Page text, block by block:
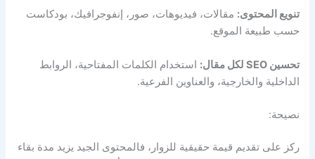
تنويع المحتوى: مقالات، فيديوهات، صور، إنفوجرافيك، بودكاست
حسب طبيعة الموقع.
تحسين SEO لكل مقال:
استخدام الكلمات المفتاحية، الروابط
الداخلية والخارجية، والعناوين الفرعية.
نصيحة:
ركز على تقديم قيمة حقيقية للزوار، فالمحتوى الجيد يزيد مدة بقاء